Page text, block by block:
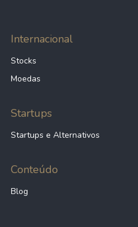
Internacional
Stocks
Moedas
Startups
Startups e Alternativos
Conteúdo
Blog